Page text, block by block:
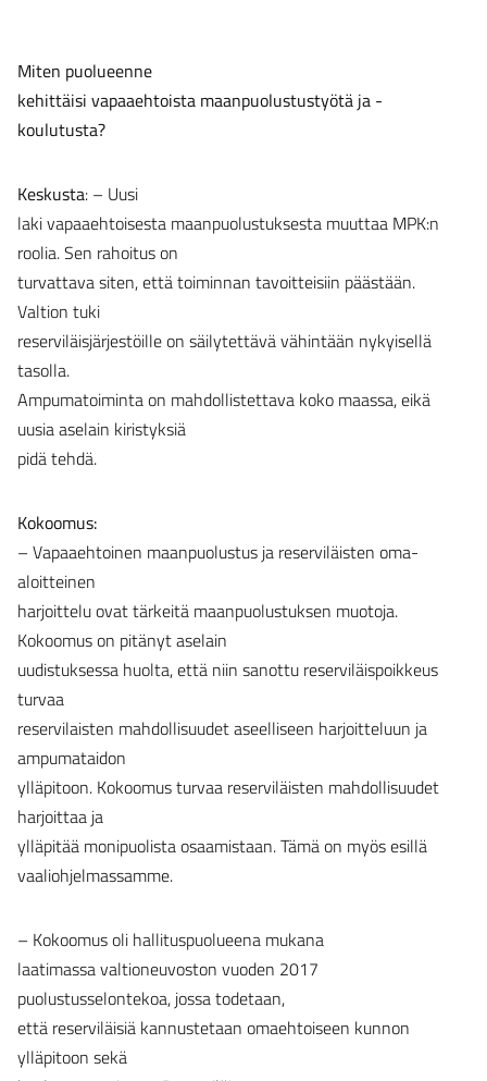
Miten puolueenne
kehittäisi vapaaehtoista maanpuolustustyötä ja -
koulutusta?
Keskusta: – Uusi
laki vapaaehtoisesta maanpuolustuksesta muuttaa MPK:n
roolia. Sen rahoitus on
turvattava siten, että toiminnan tavoitteisiin päästään.
Valtion tuki
reserviläisjärjestöille on säilytettävä vähintään nykyisellä
tasolla.
Ampumatoiminta on mahdollistettava koko maassa, eikä
uusia aselain kiristyksiä
pidä tehdä.
Kokoomus:
– Vapaaehtoinen maanpuolustus ja reserviläisten oma-
aloitteinen
harjoittelu ovat tärkeitä maanpuolustuksen muotoja.
Kokoomus on pitänyt aselain
uudistuksessa huolta, että niin sanottu reserviläispoikkeus
turvaa
reservilaisten mahdollisuudet aseelliseen harjoitteluun ja
ampumataidon
ylläpitoon. Kokoomus turvaa reserviläisten mahdollisuudet
harjoittaa ja
ylläpitää monipuolista osaamistaan. Tämä on myös esillä
vaaliohjelmassamme.
– Kokoomus oli hallituspuolueena mukana
laatimassa valtioneuvoston vuoden 2017
puolustusselontekoa, jossa todetaan,
että reserviläisiä kannustetaan omaehtoiseen kunnon
ylläpitoon sekä